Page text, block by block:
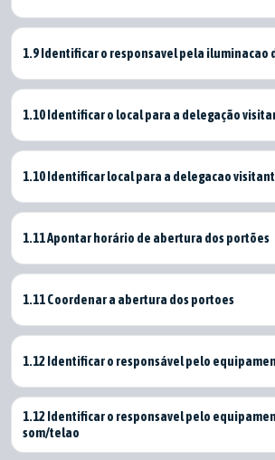
1.9 Identificar o responsavel pela iluminacao
1.10 Identificar o local para a delegação
1.10 Identificar local para a delegacao
1.11 Apontar horário de abertura dos portões
1.11 Coordenar a abertura dos portoes
1.12 Identificar o responsável pelo
1.12 Identificar o responsavel pelo
som/telao